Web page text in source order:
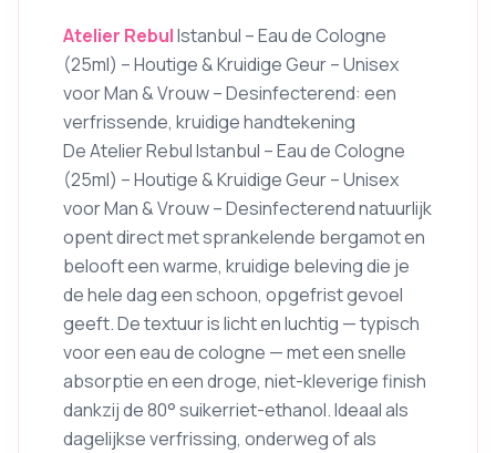
Atelier RebulIstanbul – Eau de Cologne
(25ml) – Houtige & Kruidige Geur – Unisex
voor Man & Vrouw – Desinfecterend: een
verfrissende, kruidige handtekening
De Atelier Rebul Istanbul – Eau de Cologne
(25ml) – Houtige & Kruidige Geur – Unisex
voor Man & Vrouw – Desinfecterend natuurlijk
opent direct met sprankelende bergamot en
belooft een warme, kruidige beleving die je
de hele dag een schoon, opgefrist gevoel
geeft. De textuur is licht en luchtig — typisch
voor een eau de cologne — met een snelle
absorptie en een droge, niet-kleverige finish
dankzij de 80° suikerriet-ethanol. Ideaal als
dagelijkse verfrissing, onderweg of als